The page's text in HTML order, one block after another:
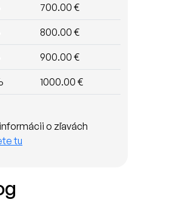
700.00 €
800.00 €
900.00 €
1000.00 €
o zľavách
tu